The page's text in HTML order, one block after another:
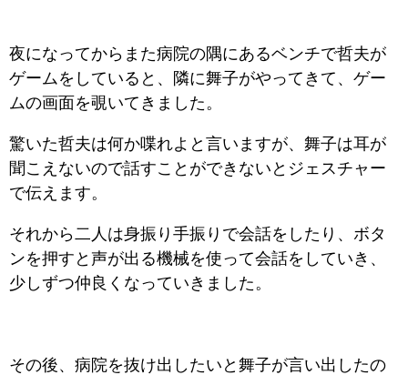
夜になってからまた病院の隅にあるベンチで哲夫が
ゲームをしていると、隣に舞子がやってきて、ゲー
ムの画面を覗いてきました。
驚いた哲夫は何か喋れよと言いますが、舞子は耳が
聞こえないので話すことができないとジェスチャー
で伝えます。
それから二人は身振り手振りで会話をしたり、ボタ
ンを押すと声が出る機械を使って会話をしていき、
少しずつ仲良くなっていきました。
その後、病院を抜け出したいと舞子が言い出したの